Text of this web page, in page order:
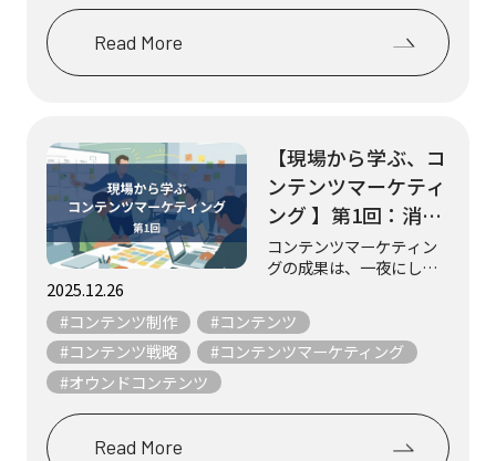
践者たちの声から...
Read More
2025.12.26
【現場から学ぶ、コ
ンテンツマーケティ
ング 】第1回：消費
者-農林水産業関係
者-農林水産省を結
『aff（あふ）』
（農林水産省）
コンテンツマーケティン
グの成果は、一夜にして
せん。 日々の試行錯誤、
チームの工夫、そして“伝
えたい”という想いの積み
場から学ぶ、コン...
#コンテンツ制作
#コンテンツ
#コンテンツ戦略
#コンテンツマーケティング
#オウンドコンテンツ
Read More